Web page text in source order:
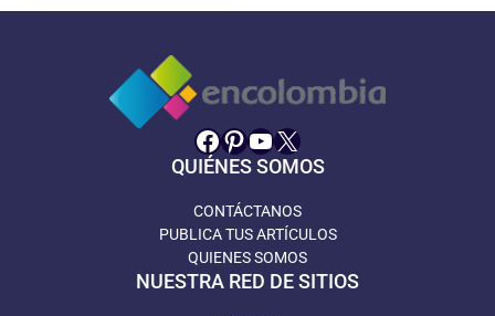
Facebook
Pinterest
YouTube
X
QUIÉNES SOMOS
CONTÁCTANOS
PUBLICA TUS ARTÍCULOS
QUIENES SOMOS
NUESTRA RED DE SITIOS